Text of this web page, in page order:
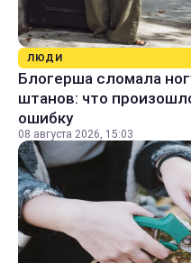
ЛЮДИ
Блогерша сломала
штанов: что
ошибку
08 августа 2026, 15:03